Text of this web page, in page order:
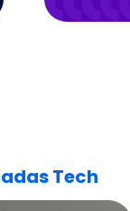
Tech